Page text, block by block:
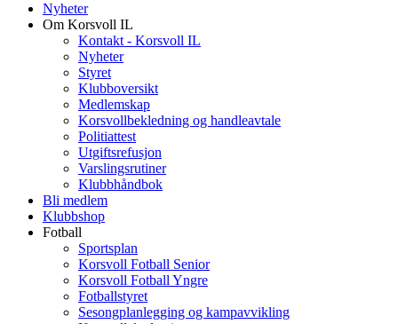
Nyheter
Om Korsvoll IL
Kontakt - Korsvoll IL
Nyheter
Styret
Klubboversikt
Medlemskap
Korsvollbekledning og handleavtale
Politiattest
Utgiftsrefusjon
Varslingsrutiner
Klubbhåndbok
Bli medlem
Klubbshop
Fotball
Sportsplan
Korsvoll Fotball Senior
Korsvoll Fotball Yngre
Fotballstyret
Sesongplanlegging og kampavvikling